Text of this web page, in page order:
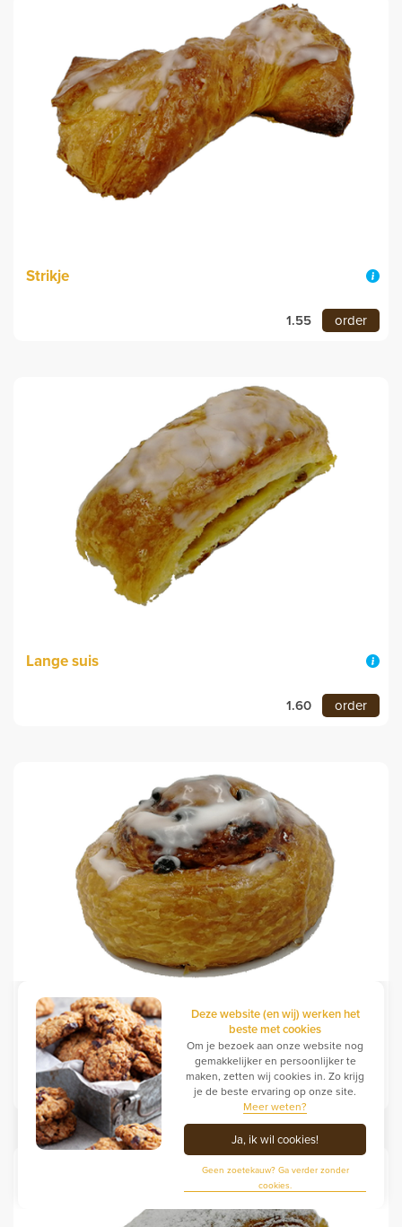
Strikje
1.55 order
Lange suis
1.60 order
Ronde suis
1.60 order
Deze website (en wij) werken het
beste met cookies
Om je bezoek aan onze website nog
gemakkelijker en persoonlijker te
maken, zetten wij cookies in. Zo krijg
je de beste ervaring op onze site.
Meer weten?
Ja, ik wil cookies!
Geen zoetekauw? Ga verder zonder
cookies.